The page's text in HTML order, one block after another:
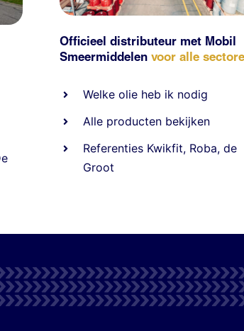
Officieel distributeur met Mobil
Smeermiddelen voor alle
Welke olie heb ik nodig
Alle producten bekijken
Referenties Kwikfit, Roba, de
Groot